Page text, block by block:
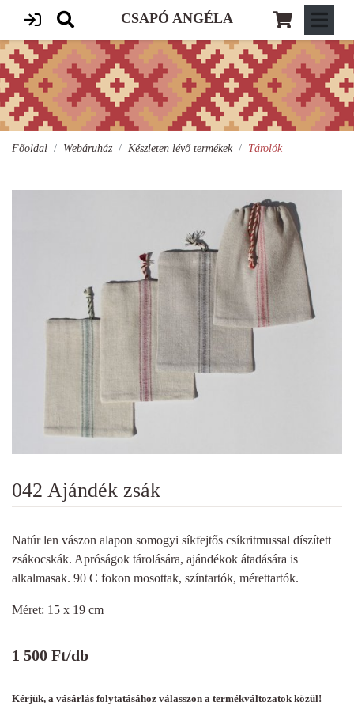
CSAPÓ ANGÉLA
Főoldal Webáruház Készleten lévő termékek Tárolók
042 Ajándék zsák
Natúr len vászon alapon somogyi síkfejtős csíkritmussal díszített
zsákocskák. Apróságok tárolására, ajándékok átadására is
alkalmasak. 90 C fokon mosottak, színtartók, mérettartók.
Méret: 15 x 19 cm
1 500 Ft/db
Kérjük, a vásárlás folytatásához válasszon a termékváltozatok közül!